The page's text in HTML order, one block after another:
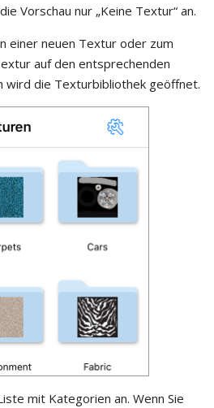
Vorschau nur „Keine Textur“ an.
einer neuen Textur oder zum
auf den entsprechenden
wird die Texturbibliothek geöffnet.
mit Kategorien an. Wenn Sie